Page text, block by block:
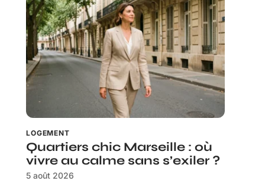
LOGEMENT
Quartiers chic Marseille : où
vivre au calme sans s’exiler ?
5 août 2026